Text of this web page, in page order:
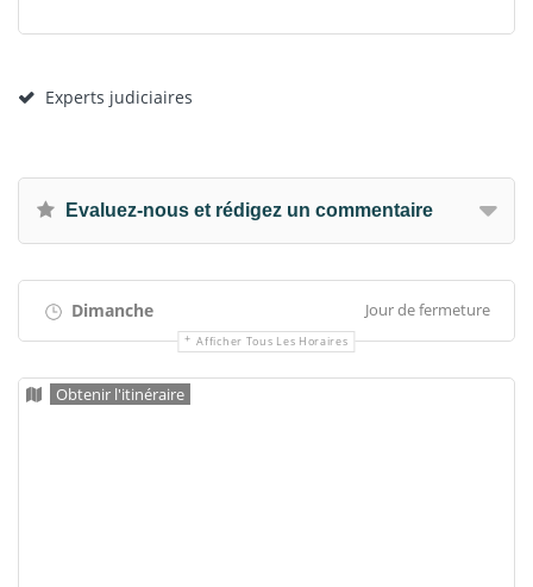
Experts judiciaires
Evaluez-nous et rédigez un commentaire
Dimanche Jour de fermeture
Afficher Tous Les Horaires
Obtenir l'itinéraire